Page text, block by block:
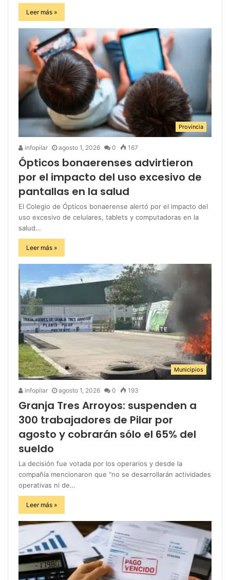
Leer más »
Provincia
infopilar agosto 1, 2026 0 167
Ópticos bonaerenses advirtieron
por el impacto del uso excesivo de
pantallas en la salud
El Colegio de Ópticos bonaerense alertó por el impacto del
uso excesivo de celulares, tablets y computadoras en la
salud…
Leer más »
Municipios
infopilar agosto 1, 2026 0 193
Granja Tres Arroyos: suspenden a
300 trabajadores de Pilar por
agosto y cobrarán sólo el 65% del
sueldo
La decisión fue votada por los operarios y desde la
compañía mencionaron que “no se desarrollarán actividades
operativas ni de…
Leer más »